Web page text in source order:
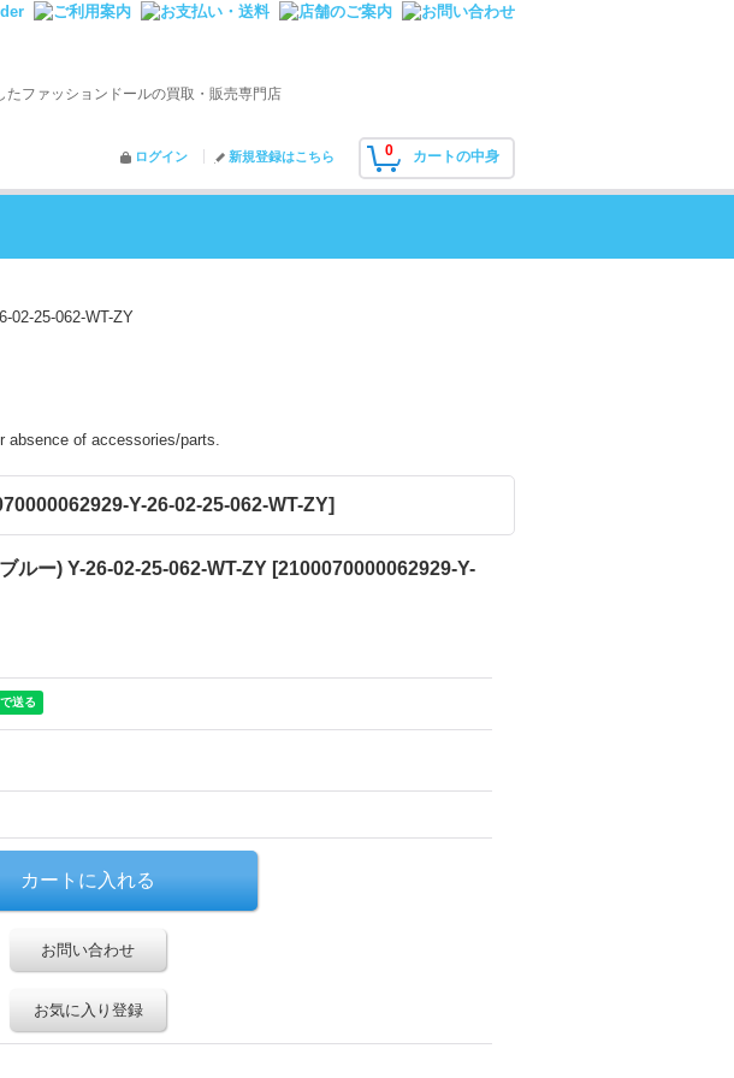
ファッションドールの買取・販売専門店
0 カートの中身
ログイン 新規登録はこちら
02-25-062-WT-ZY
absence of accessories/parts.
Y-26-02-25-062-WT-ZY]
ルー) Y-26-02-25-062-WT-ZY [2100070000062929-Y-
お問い合わせ
お気に入り登録